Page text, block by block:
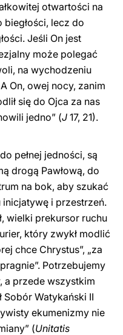
otwartości na
lecz do
Jeśli On jest
może polegać
na wychodzeniu
On, owej nocy, zanim
się do Ojca za nas
jedno” (J 17, 21).
pełnej jedności, są
drogą Pawłową, do
na bok, aby szukać
inicjatywę i przestrzeń.
wielki prekursor ruchu
który zwykł modlić
chce Chrystus”, „za
Potrzebujemy
a przede wszystkim
Sobór Watykański II
ekumenizmy nie
(Unitatis